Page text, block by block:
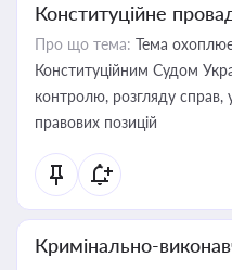
Конституційне
Про що тема: Тема
Конституційним Судом
контролю, розгляду справ,
правових позицій
Кримінально-